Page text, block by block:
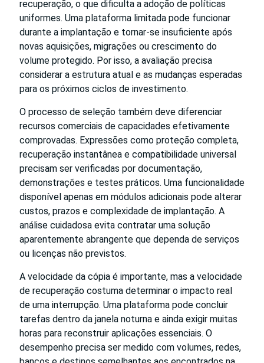
recuperação, o que dificulta a adoção de políticas
uniformes. Uma plataforma limitada pode funcionar
durante a implantação e tornar-se insuficiente após
novas aquisições, migrações ou crescimento do
volume protegido. Por isso, a avaliação precisa
considerar a estrutura atual e as mudanças esperadas
para os próximos ciclos de investimento.
O processo de seleção também deve diferenciar
recursos comerciais de capacidades efetivamente
comprovadas. Expressões como proteção completa,
recuperação instantânea e compatibilidade universal
precisam ser verificadas por documentação,
demonstrações e testes práticos. Uma funcionalidade
disponível apenas em módulos adicionais pode alterar
custos, prazos e complexidade de implantação. A
análise cuidadosa evita contratar uma solução
aparentemente abrangente que dependa de serviços
ou licenças não previstos.
A velocidade da cópia é importante, mas a velocidade
de recuperação costuma determinar o impacto real
de uma interrupção. Uma plataforma pode concluir
tarefas dentro da janela noturna e ainda exigir muitas
horas para reconstruir aplicações essenciais. O
desempenho precisa ser medido com volumes, redes,